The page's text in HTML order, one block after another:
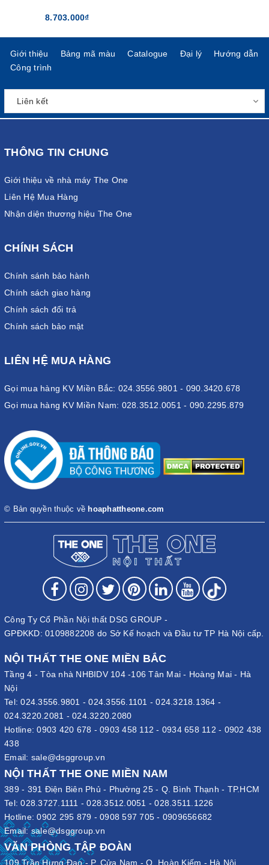
8.703.000₫
Giới thiệu Bảng mã màu Catalogue Đại lý
Hướng dẫn
Công trình
THÔNG TIN CHUNG
Giới thiệu về nhà máy The One
Liên Hệ Mua Hàng
Nhận diện thương hiệu The One
CHÍNH SÁCH
Chính sánh bảo hành
Chính sách giao hàng
Chính sách đổi trả
Chính sách bảo mật
LIÊN HỆ MUA HÀNG
Gọi mua hàng KV Miền Bắc: 024.3556.9801 - 090.3420.678
Gọi mua hàng KV Miền Nam: 028.3512.0051 - 090.2295.879
© Bản quyền thuộc về hoaphattheone.com
Công Ty Cổ Phần Nội thất DSG GROUP -
GPĐKKD: 0109882208 do Sở Kế hoạch và Đầu tư TP Hà Nội cấp.
NỘI THẤT THE ONE MIỀN BẮC
Tầng 4 - Tòa nhà NHBIDV 104 -106 Tân Mai - Hoàng Mai - Hà
Nội
Tel:024.3556.9801 -024.3556.1101 -024.3218.1364 -
024.3220.2081 - 024.3220.2080
Hotline:0903 420 678 - 0903 458 112 - 0934 658 112 - 0902 438
438
Email: sale@dsggroup.vn
NỘI THẤT THE ONE MIỀN NAM
389 - 391 Điện Biên Phủ - Phường 25 - Q. Bình Thạnh - TP.HCM
Tel:028.3727.1111 -028.3512.0051 -028.3511.1226
Hotline:0902 295 879 - 0908 597 705 - 0909656682
Email:sale@dsggroup.vn
VĂN PHÒNG TẬP ĐOÀN
109 Trần Hưng Đạo - P. Cửa Nam - Q. Hoàn Kiếm - Hà Nội